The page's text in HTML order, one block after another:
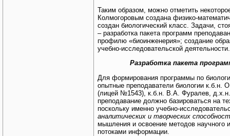
Таким образом, можно отметить
Колмогоровым создана физико-
создан биологический класс. Задачи,
– разработка пакета программ
профилю «биоинженерия»; создание
учебно-исследовательской деятельности.
Разработка пакета
Для формирования программы по
опытные преподаватели биологии
(лицей №1543), к.б.н. В.А. Фуралев,
преподавание должно базироваться на
поскольку именно учебно-
аналитических и творческих
мышления и освоение методов научного
потоками информации.